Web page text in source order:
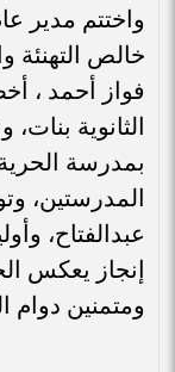
واختتم مدير
خالص التهنئة
فواز أحمد ،
الثانوية
بمدرسة
المدرستين،
عبدالفتاح،
إنجاز يعكس
ومتمنين دوام